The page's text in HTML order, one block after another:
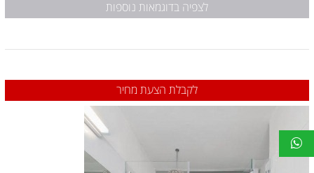
לצפיה בדוגמאות נוספות
לקבלת הצעת מחיר